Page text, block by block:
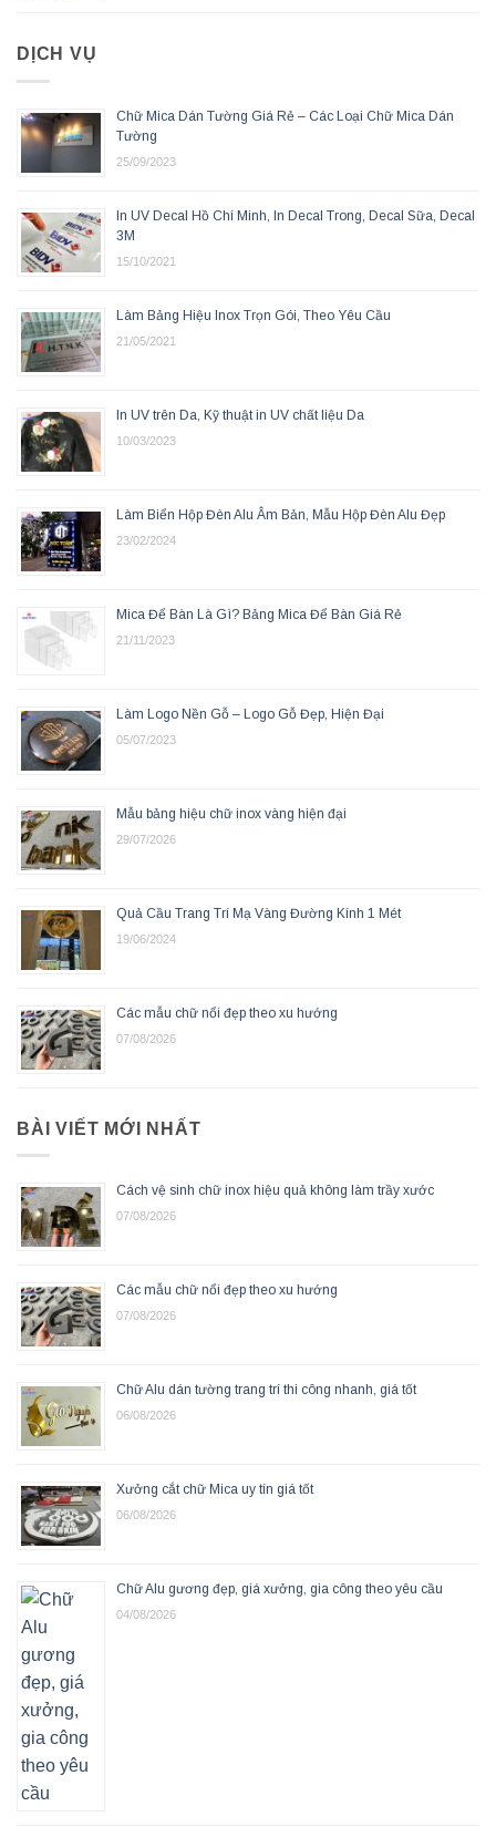
DỊCH VỤ
Chữ Mica Dán Tường Giá Rẻ – Các Loại Chữ Mica Dán
Tường
25/09/2023
In UV Decal Hồ Chí Minh, In Decal Trong, Decal Sữa, Decal
3M
15/10/2021
Làm Bảng Hiệu Inox Trọn Gói, Theo Yêu Cầu
21/05/2021
In UV trên Da, Kỹ thuật in UV chất liệu Da
10/03/2023
Làm Biển Hộp Đèn Alu Âm Bản, Mẫu Hộp Đèn Alu Đẹp
23/02/2024
Mica Để Bàn Là Gì? Bảng Mica Để Bàn Giá Rẻ
21/11/2023
Làm Logo Nền Gỗ – Logo Gỗ Đẹp, Hiện Đại
05/07/2023
Mẫu bảng hiệu chữ inox vàng hiện đại
29/07/2026
Quả Cầu Trang Trí Mạ Vàng Đường Kính 1 Mét
19/06/2024
Các mẫu chữ nổi đẹp theo xu hướng
07/08/2026
BÀI VIẾT MỚI NHẤT
Cách vệ sinh chữ inox hiệu quả không làm trầy xước
07/08/2026
Các mẫu chữ nổi đẹp theo xu hướng
07/08/2026
Chữ Alu dán tường trang trí thi công nhanh, giá tốt
06/08/2026
Xưởng cắt chữ Mica uy tín giá tốt
06/08/2026
Chữ Alu gương đẹp, giá xưởng, gia công theo yêu cầu
04/08/2026